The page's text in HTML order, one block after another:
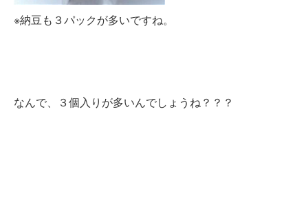
※納豆も３パックが多いですね。
なんで、３個入りが多いんでしょうね？？？